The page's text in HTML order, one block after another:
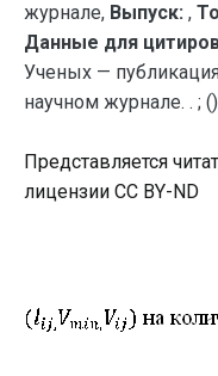
журнале, Выпуск: ,
Данные для
Ученых —
научном журнале. . ;
Представляется
лицензии CC BY-ND